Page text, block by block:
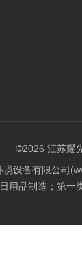
©2026 江苏耀
境设备有限公司
用品制造；第一